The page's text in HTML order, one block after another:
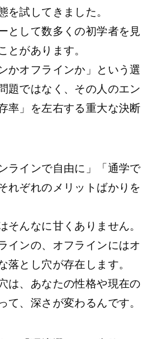
を試してきました。
として数多くの初学者を見
とがあります。
かオフラインか」という選
題ではなく、その人のエン
率」を左右する重大な決断
ラインで自由に」「通学で
れぞれのメリットばかりを
そんなに甘くありません。
インの、オフラインにはオ
落とし穴が存在します。
は、あなたの性格や現在の
て、深さが変わるんです。